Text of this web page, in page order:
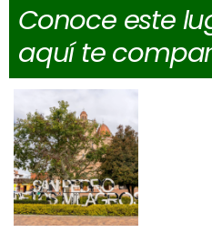
Conoce este
aquí te